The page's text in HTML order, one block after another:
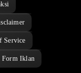
Service
Form Iklan